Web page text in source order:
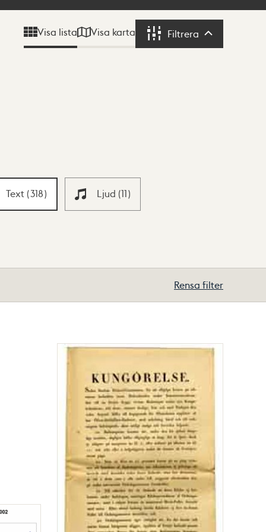
Visa lista Visa karta Filtrera Filtrera
Text (318) Ljud (11)
Rensa filter